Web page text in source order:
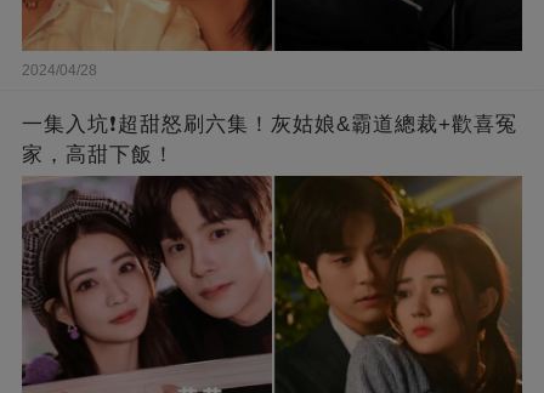
2024/04/28
一集入坑❗超甜怒刷六集！灰姑娘&霸道總裁+歡喜冤
家，高甜下飯！